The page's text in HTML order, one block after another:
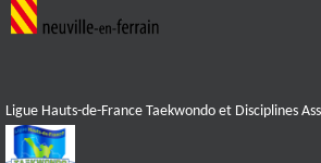
Ligue Hauts-de-France Taekwondo et Disciplines